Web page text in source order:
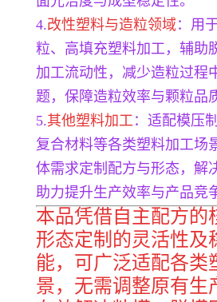
4.改性塑料与造粒领域 ：用
粒、高填充塑料加工，辅助
加工流动性，减少造粒过程
题，保障造粒效率与颗粒品
5.其他塑料加工 ：适配模压
复合材料等各类塑料加工场
体需求定制配方与形态，解
助力提升生产效率与产品竞
本品凭借自主配方的
形态定制的灵活性及
能，可广泛适配各类
景，无需调整原有生